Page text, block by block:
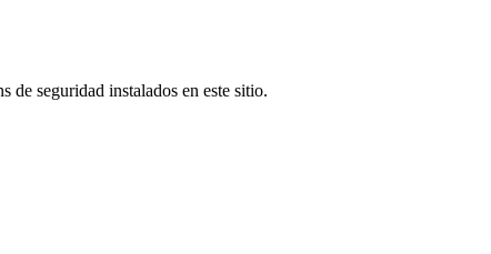
de seguridad instalados en este sitio.